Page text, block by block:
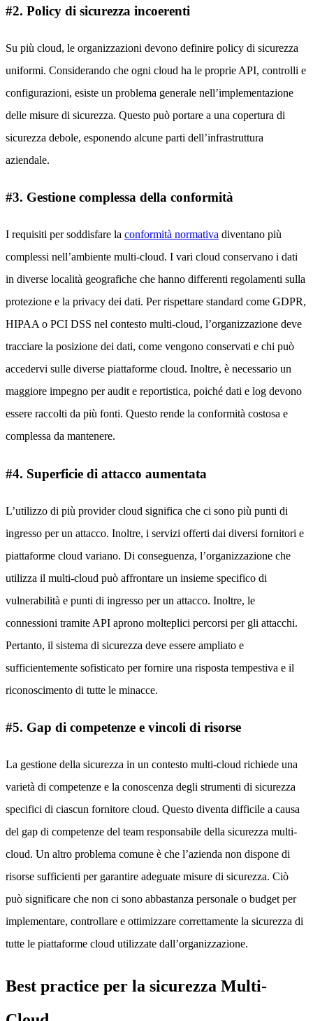
#2. Policy di sicurezza incoerenti
Su più cloud, le organizzazioni devono definire policy di sicurezza
uniformi. Considerando che ogni cloud ha le proprie API, controlli e
configurazioni, esiste un problema generale nell’implementazione
delle misure di sicurezza. Questo può portare a una copertura di
sicurezza debole, esponendo alcune parti dell’infrastruttura
aziendale.
#3. Gestione complessa della conformità
I requisiti per soddisfare la conformità normativa diventano più
complessi nell’ambiente multi-cloud. I vari cloud conservano i dati
in diverse località geografiche che hanno differenti regolamenti sulla
protezione e la privacy dei dati. Per rispettare standard come GDPR,
HIPAA o PCI DSS nel contesto multi-cloud, l’organizzazione deve
tracciare la posizione dei dati, come vengono conservati e chi può
accedervi sulle diverse piattaforme cloud. Inoltre, è necessario un
maggiore impegno per audit e reportistica, poiché dati e log devono
essere raccolti da più fonti. Questo rende la conformità costosa e
complessa da mantenere.
#4. Superficie di attacco aumentata
L’utilizzo di più provider cloud significa che ci sono più punti di
ingresso per un attacco. Inoltre, i servizi offerti dai diversi fornitori e
piattaforme cloud variano. Di conseguenza, l’organizzazione che
utilizza il multi-cloud può affrontare un insieme specifico di
vulnerabilità e punti di ingresso per un attacco. Inoltre, le
connessioni tramite API aprono molteplici percorsi per gli attacchi.
Pertanto, il sistema di sicurezza deve essere ampliato e
sufficientemente sofisticato per fornire una risposta tempestiva e il
riconoscimento di tutte le minacce.
#5. Gap di competenze e vincoli di risorse
La gestione della sicurezza in un contesto multi-cloud richiede una
varietà di competenze e la conoscenza degli strumenti di sicurezza
specifici di ciascun fornitore cloud. Questo diventa difficile a causa
del gap di competenze del team responsabile della sicurezza multi-
cloud. Un altro problema comune è che l’azienda non dispone di
risorse sufficienti per garantire adeguate misure di sicurezza. Ciò
può significare che non ci sono abbastanza personale o budget per
implementare, controllare e ottimizzare correttamente la sicurezza di
tutte le piattaforme cloud utilizzate dall’organizzazione.
Best practice per la sicurezza Multi-